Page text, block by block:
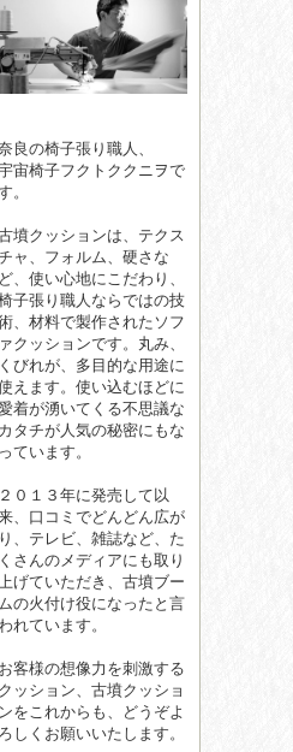
良の椅子張り職人、
宙椅子フクトククニヲで
。
墳クッションは、テクス
ャ、フォルム、硬さな
ど、使い心地にこだわり、
子張り職人ならではの技
、材料で製作されたソフ
ァクッションです。丸み、
くびれが、多目的な用途に
えます。使い込むほどに
着が湧いてくる不思議な
カタチが人気の秘密にもな
っています。
２０１３年に発売して以
、口コミでどんどん広が
り、テレビ、雑誌など、た
くさんのメディアにも取り
げていただき、古墳ブー
ムの火付け役になったと言
れています。
お客様の想像力を刺激する
クッション、古墳クッショ
ンをこれからも、どうぞよ
ろしくお願いいたします。